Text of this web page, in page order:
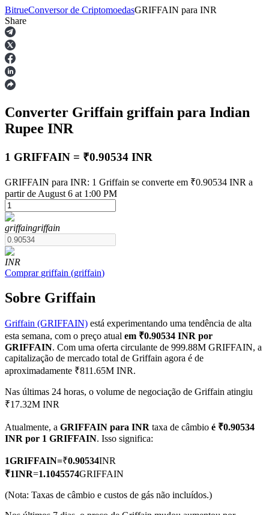
Futuros
Futuros de USDT
Futuros usando USDT como garantia
Futuros COIN-M
Futuros de criptomoeda
TradFi
Derivativos de ações, câmbio, metais preciosos e commodities
BitrueConversor de CriptomoedasGRIFFAIN para INR
Share
Converter Griffain griffain para Indian
Rupee INR
1 GRIFFAIN = ₹0.90534 INR
GRIFFAIN para INR: 1 Griffain se converte em ₹0.90534 INR a
partir de August 6 at 1:00 PM
griffaingriffain
INR
Comprar griffain (griffain)
Sobre Griffain
Griffain (GRIFFAIN) está experimentando uma tendência de alta
esta semana, com o preço atual em ₹0.90534 INR por
GRIFFAIN. Com uma oferta circulante de 999.88M GRIFFAIN, a
capitalização de mercado total de Griffain agora é de
aproximadamente ₹811.65M INR.
Nas últimas 24 horas, o volume de negociação de Griffain atingiu
₹17.32M INR
Atualmente, a GRIFFAIN para INR taxa de câmbio é ₹0.90534
INR por 1 GRIFFAIN. Isso significa:
1GRIFFAIN=₹0.90534INR
₹1INR=1.1045574GRIFFAIN
(Nota: Taxas de câmbio e custos de gás não incluídos.)